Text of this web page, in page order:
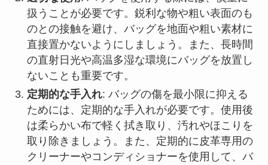
扱うことが必要です。鋭利な物や粗い表面のも
のとの接触を避け、バッグを地面や粗い素材に
直接置かないようにしましょう。また、長時間
の直射日光や高温多湿な環境にバッグを放置し
ないことも重要です。
定期的な手入れ: バッグの傷を最小限に抑える
ためには、定期的な手入れが必要です。使用後
は柔らかい布で軽く拭き取り、汚れやほこりを
取り除きましょう。また、定期的に皮革専用の
クリーナーやコンディショナーを使用して、バ